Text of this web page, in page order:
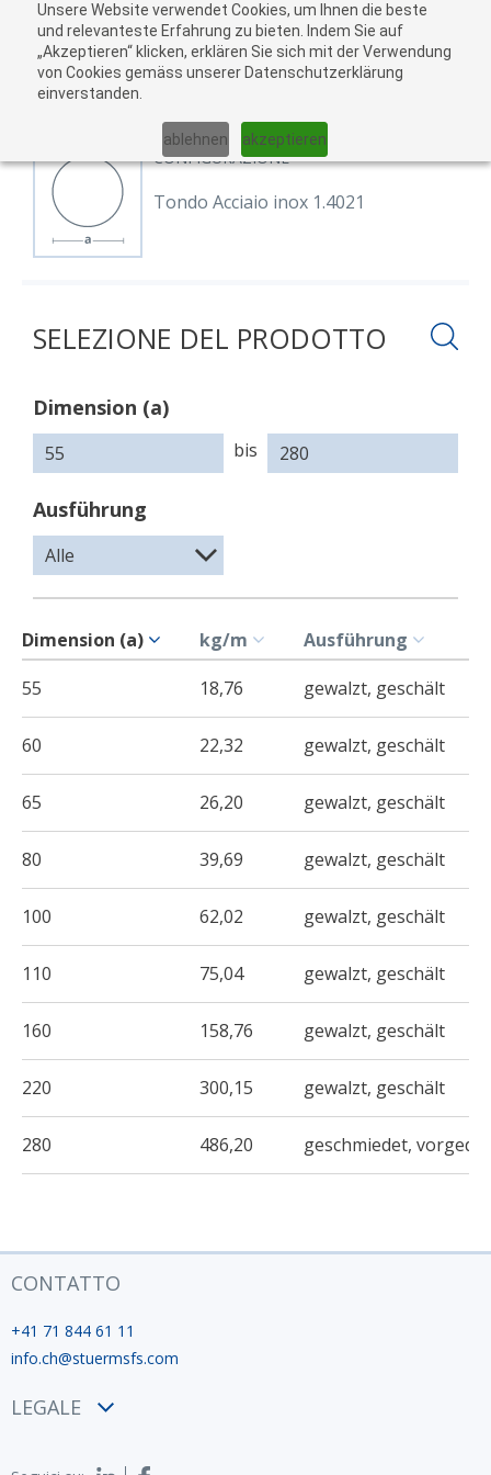
Unsere Website verwendet Cookies, um Ihnen die beste
und relevanteste Erfahrung zu bieten. Indem Sie auf
„Akzeptieren“ klicken, erklären Sie sich mit der Verwendung
von Cookies gemäss unserer Datenschutzerklärung
einverstanden.
ablehnen akzeptieren
01 02
CONFIGURAZIONE
Tondo Acciaio inox 1.4021
SELEZIONE DEL PRODOTTO
Dimension (a)
bis (a)
Ausführung
Dimension (a) kg/m
Ausführung
55
18,76 gewalzt, geschält
60 22,32 gewalzt, geschält
65 26,20 gewalzt, geschält
80 39,69 gewalzt, geschält
100 62,02 gewalzt, geschält
110 75,04 gewalzt, geschält
160 158,76 gewalzt, geschält
220 300,15 gewalzt, geschält
280 486,20 geschmiedet,
CONTATTO
+41 71 844 61 11
info.ch@stuermsfs.com
LEGALE